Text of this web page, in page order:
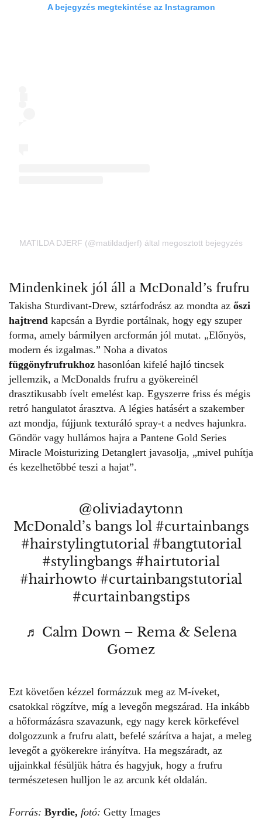
A bejegyzés megtekintése az Instagramon
MATILDA DJERF (@matildadjerf) által megosztott bejegyzés
Mindenkinek jól áll a McDonald’s frufru
Takisha Sturdivant-Drew, sztárfodrász az mondta az őszi
hajtrend kapcsán a Byrdie portálnak, hogy egy szuper
forma, amely bármilyen arcformán jól mutat. „Előnyös,
modern és izgalmas.” Noha a divatos
függönyfrufrukhoz hasonlóan kifelé hajló tincsek
jellemzik, a McDonalds frufru a gyökereinél
drasztikusabb ívelt emelést kap. Egyszerre friss és mégis
retró hangulatot árasztva. A légies hatásért a szakember
azt mondja, fújjunk texturáló spray-t a nedves hajunkra.
Göndör vagy hullámos hajra a Pantene Gold Series
Miracle Moisturizing Detanglert javasolja, „mivel puhítja
és kezelhetőbbé teszi a hajat”.
@oliviadaytonn
McDonald’s bangs lol #curtainbangs
#hairstylingtutorial #bangtutorial
#stylingbangs #hairtutorial
#hairhowto #curtainbangstutorial
#curtainbangstips
♬ Calm Down – Rema & Selena
Gomez
Ezt követően kézzel formázzuk meg az M-íveket,
csatokkal rögzítve, míg a levegőn megszárad. Ha inkább
a hőformázásra szavazunk, egy nagy kerek körkefével
dolgozzunk a frufru alatt, befelé szárítva a hajat, a meleg
levegőt a gyökerekre irányítva. Ha megszáradt, az
ujjainkkal fésüljük hátra és hagyjuk, hogy a frufru
természetesen hulljon le az arcunk két oldalán.
Forrás: Byrdie, fotó: Getty Images